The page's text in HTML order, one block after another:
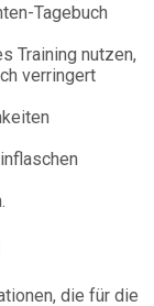
Tagebuch
Training nutzen,
verringert
die für die